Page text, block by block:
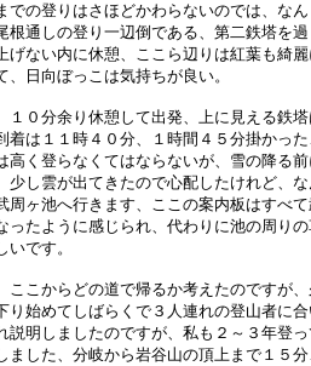
での登りはさほどかわらないのでは、な
根通しの登り一辺倒である、第二鉄塔を
げない内に休憩、ここら辺りは紅葉も綺
、日向ぼっこは気持ちが良い。
１０分余り休憩して出発、上に見える鉄
着は１１時４０分、１時間４５分掛かっ
高く登らなくてはならないが、雪の降る
少し雲が出てきたので心配したけれど、
周ヶ池へ行きます、ここの案内板はすべ
ったように感じられ、代わりに池の周り
いです。
ここからどの道で帰るか考えたのですが
り始めてしばらくで３人連れの登山者に
説明しましたのですが、私も２～３年登
ました、分岐から岩谷山の頂上まで１５